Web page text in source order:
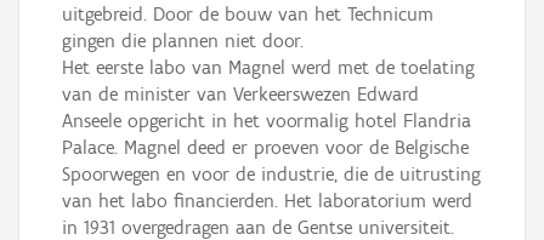
uitgebreid. Door de bouw van het Technicum
gingen die plannen niet door.
Het eerste labo van Magnel werd met de toelating
van de minister van Verkeerswezen Edward
Anseele opgericht in het voormalig hotel Flandria
Palace. Magnel deed er proeven voor de Belgische
Spoorwegen en voor de industrie, die de uitrusting
van het labo financierden. Het laboratorium werd
in 1931 overgedragen aan de Gentse universiteit.